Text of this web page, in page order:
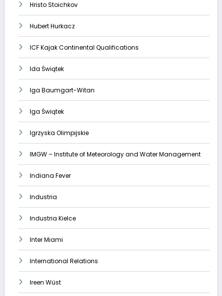
Hristo Stoichkov
Hubert Hurkacz
ICF Kajak Continental Qualifications
Ida Świątek
Iga Baumgart-Witan
Iga Świątek
Igrzyska Olimpijskie
IMGW – Institute of Meteorology and Water Management
Indiana Fever
Industria
Industria Kielce
Inter Miami
International Relations
Ireen Wüst